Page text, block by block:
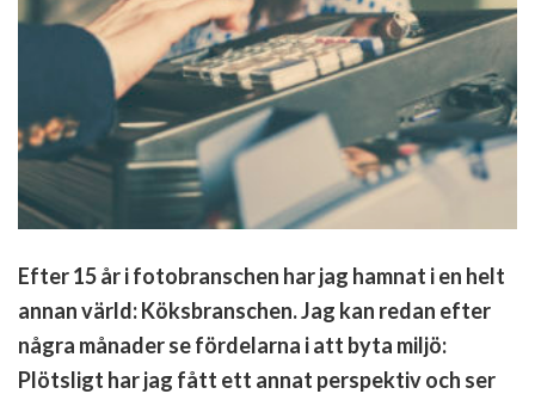
Efter 15 år i fotobranschen har jag hamnat i en helt
annan värld: Köksbranschen. Jag kan redan efter
några månader se fördelarna i att byta miljö:
Plötsligt har jag fått ett annat perspektiv och ser